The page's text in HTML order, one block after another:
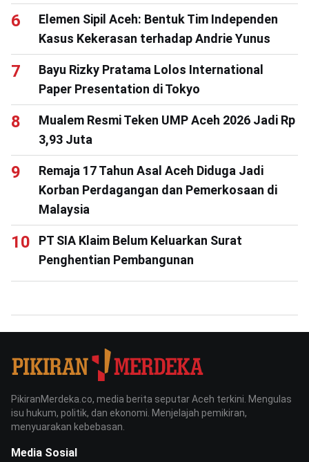
Elemen Sipil Aceh: Bentuk Tim Independen
Kasus Kekerasan terhadap Andrie Yunus
Bayu Rizky Pratama Lolos International
Paper Presentation di Tokyo
Mualem Resmi Teken UMP Aceh 2026 Jadi Rp
3,93 Juta
Remaja 17 Tahun Asal Aceh Diduga Jadi
Korban Perdagangan dan Pemerkosaan di
Malaysia
PT SIA Klaim Belum Keluarkan Surat
Penghentian Pembangunan
PikiranMerdeka.co, media berita seputar Aceh terkini. Mengulas
isu hukum, politik, dan ekonomi. Menjelajah pemikiran,
menyuarakan kebebasan.
Media Sosial